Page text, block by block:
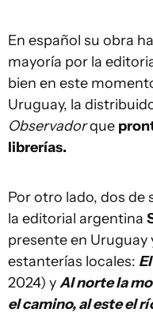
En español su obra
mayoría por la
bien en este
Uruguay, la
Observadorque
librerías.
Por otro lado, dos de
la editorial argentina
presente en Uruguay
estanterías locales:
2024) yAl norte la
el camino, al este el